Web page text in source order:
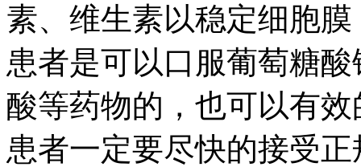
素、维生素以稳定细胞
患者是可以口服葡萄糖
酸等药物的，也可以有
患者一定要尽快的接受